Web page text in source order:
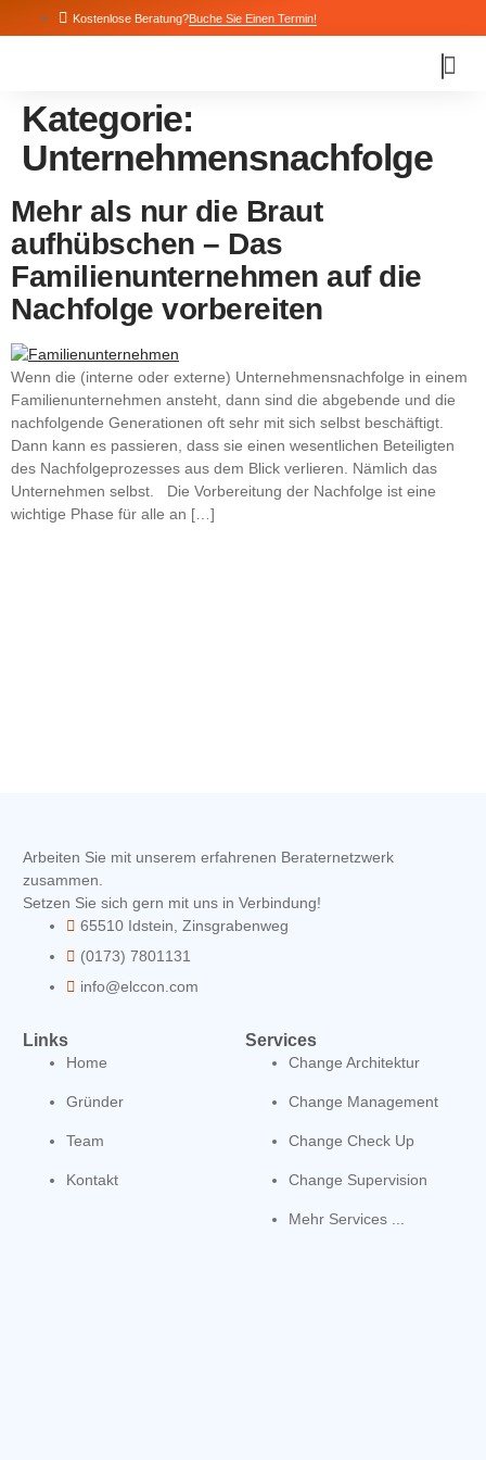
Kostenlose Beratung?Buche Sie Einen Termin!
Kategorie:
Unternehmensnachfolge
Mehr als nur die Braut
aufhübschen – Das
Familienunternehmen auf die
Nachfolge vorbereiten
Wenn die (interne oder externe) Unternehmensnachfolge in einem
Familienunternehmen ansteht, dann sind die abgebende und die
nachfolgende Generationen oft sehr mit sich selbst beschäftigt.
Dann kann es passieren, dass sie einen wesentlichen Beteiligten
des Nachfolgeprozesses aus dem Blick verlieren. Nämlich das
Unternehmen selbst. Die Vorbereitung der Nachfolge ist eine
wichtige Phase für alle an […]
Arbeiten Sie mit unserem erfahrenen Beraternetzwerk
zusammen.
Setzen Sie sich gern mit uns in Verbindung!
65510 Idstein, Zinsgrabenweg
(0173) 7801131
info@elccon.com
Links
Home
Gründer
Team
Kontakt
Services
Change Architektur
Change Management
Change Check Up
Change Supervision
Mehr Services ...